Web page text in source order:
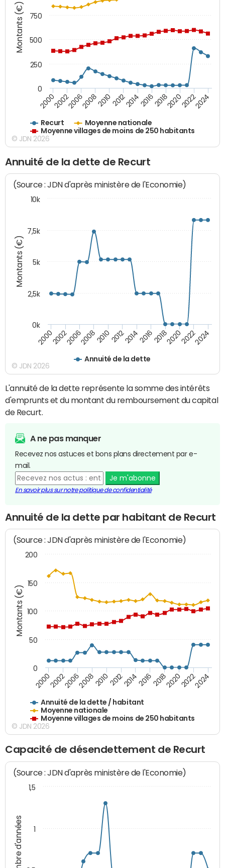
Montants (€)
Recurt
Moyenne nationale
Moyenne villages de moins de 250 habitants
200020022006200820102012201420162018202020222024
0
250
500
750
© JDN 2026
Annuité de la dette de Recurt
Montants (€)
(Source : JDN d'après ministère de l'Economie)
Annuité de la dette
200020022006200820102012201420162018202020222024
0k
2,5k
5k
7,5k
10k
© JDN 2026
L'annuité de la dette représente la somme des intérêts
d'emprunts et du montant du remboursement du capital
de Recurt.
A ne pas manquer
Recevez nos astuces et bons plans directement par e-
mail.
Je m'abonne
En savoir plus sur notre politique de confidentialité
Annuité de la dette par habitant de Recurt
Montants (€)
(Source : JDN d'après ministère de l'Economie)
Annuité de la dette / habitant
Moyenne nationale
Moyenne villages de moins de 250 habitants
200020022006200820102012201420162018202020222024
0
50
100
150
200
© JDN 2026
Capacité de désendettement de Recurt
Nombre d'années
(Source : JDN d'après ministère de l'Economie)
1
1,5